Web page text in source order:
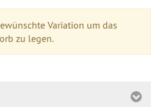
Variation um das
zu legen.